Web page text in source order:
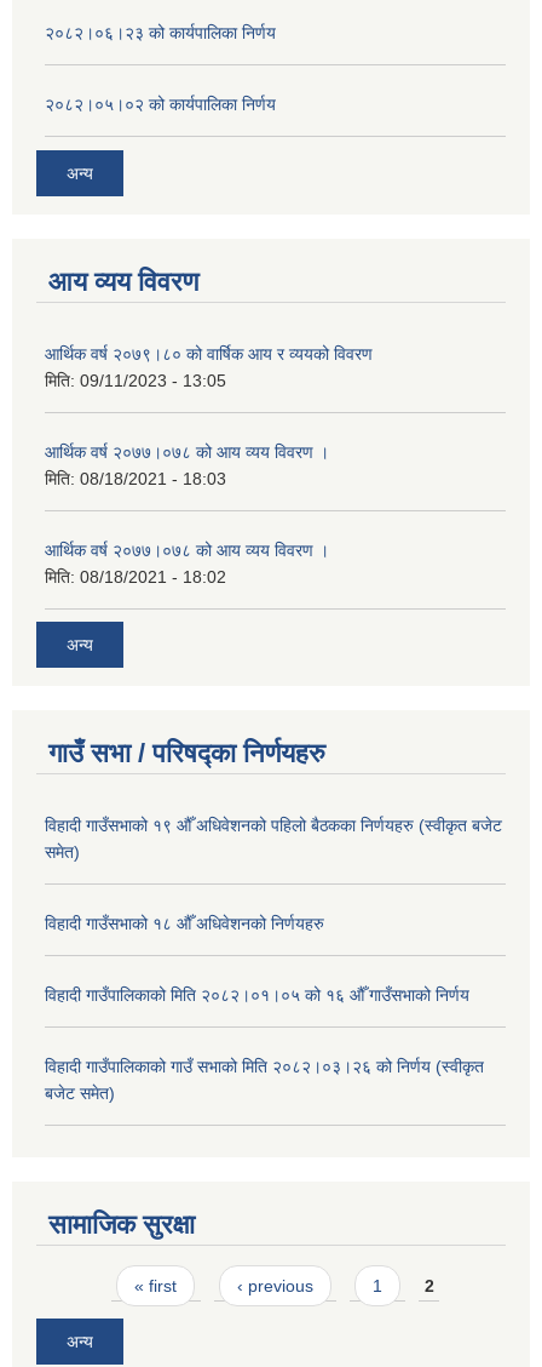
२०८२।०६।२३ को कार्यपालिका निर्णय
२०८२।०५।०२ को कार्यपालिका निर्णय
अन्य
आय व्यय विवरण
आर्थिक वर्ष २०७९।८० को वार्षिक आय र व्ययको विवरण
मिति: 09/11/2023 - 13:05
आर्थिक वर्ष २०७७।०७८ को आय व्यय विवरण ।
मिति: 08/18/2021 - 18:03
आर्थिक वर्ष २०७७।०७८ को आय व्यय विवरण ।
मिति: 08/18/2021 - 18:02
अन्य
गाउँ सभा / परिषद्का निर्णयहरु
विहादी गाउँसभाको १९ औँ अधिवेशनको पहिलो बैठकका निर्णयहरु (स्वीकृत बजेट
समेत)
विहादी गाउँसभाको १८ औँ अधिवेशनको निर्णयहरु
विहादी गाउँपालिकाको मिति २०८२।०१।०५ को १६ औँ गाउँसभाको निर्णय
विहादी गाउँपालिकाको गाउँ सभाको मिति २०८२।०३।२६ को निर्णय (स्वीकृत
बजेट समेत)
सामाजिक सुरक्षा
Pages« first ‹ previous 1 2
अन्य